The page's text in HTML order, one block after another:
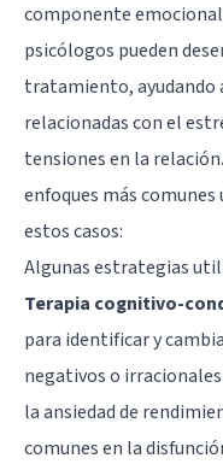
componente
psicólogos pueden
tratamiento, ayudando
relacionadas con el
tensiones en la
enfoques más
estos casos:
Algunas estrategias
Terapia cognitivo-
para identificar y
negativos o
la ansiedad de
comunes en la